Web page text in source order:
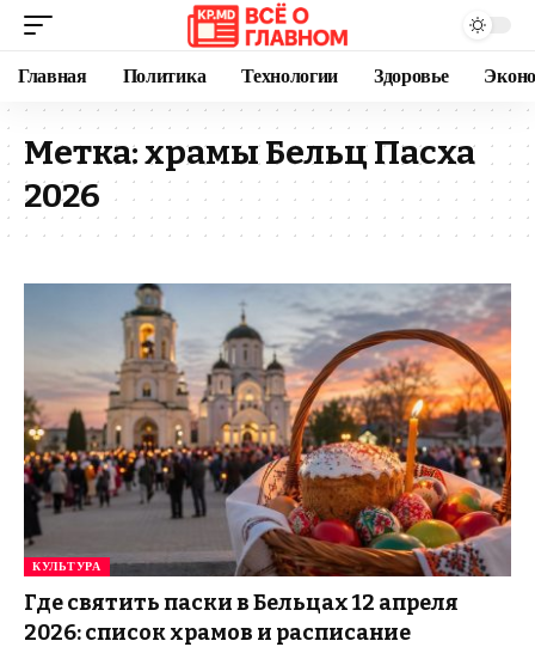
Главная Политика Технологии Здоровье
Метка:храмы Бельц Пасха
2026
КУЛЬТУРА
Где святить паски в Бельцах 12 апреля
2026: список храмов и расписание